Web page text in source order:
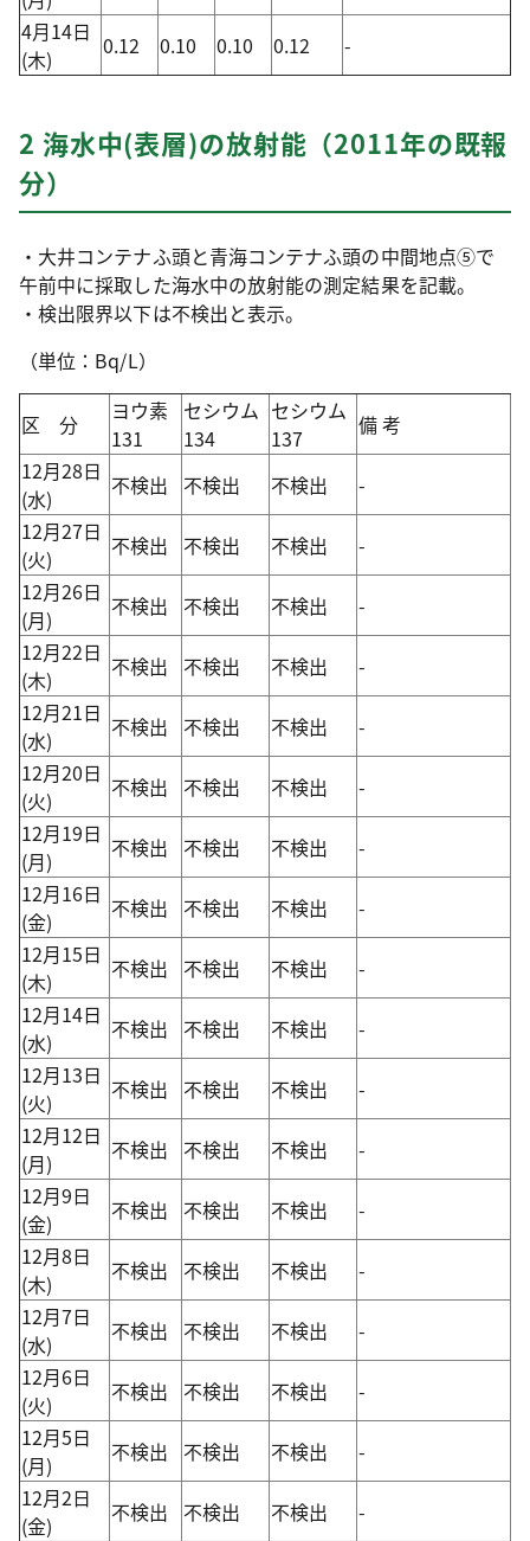
4月14日
(木)
0.12 0.10 0.10 0.12 -
2 海水中(表層)の放射能（2011年の既報
分）
・大井コンテナふ頭と青海コンテナふ頭の中間地点⑤で
午前中に採取した海水中の放射能の測定結果を記載。
・検出限界以下は不検出と表示。
（単位：Bq/L）
区 分
ヨウ素
131
セシウム
134
セシウム
137
備 考
12月28日
(水)
不検出 不検出 不検出
-
12月27日
(火)
不検出 不検出 不検出
-
12月26日
(月)
不検出 不検出 不検出
-
12月22日
(木)
不検出 不検出 不検出
-
12月21日
(水)
不検出 不検出 不検出
-
12月20日
(火)
不検出 不検出 不検出
-
12月19日
(月)
不検出 不検出 不検出
-
12月16日
(金)
不検出 不検出 不検出
-
12月15日
(木)
不検出 不検出 不検出
-
12月14日
(水)
不検出 不検出 不検出
-
12月13日
(火)
不検出 不検出 不検出
-
12月12日
(月)
不検出 不検出 不検出
-
12月9日
(金)
不検出 不検出 不検出
-
12月8日
(木)
不検出 不検出 不検出
-
12月7日
(水)
不検出 不検出 不検出
-
12月6日
(火)
不検出 不検出 不検出
-
12月5日
(月)
不検出 不検出 不検出
-
12月2日
(金)
不検出 不検出 不検出
-